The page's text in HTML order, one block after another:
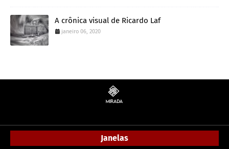
A crônica visual de Ricardo Laf
janeiro 06, 2020
Janelas